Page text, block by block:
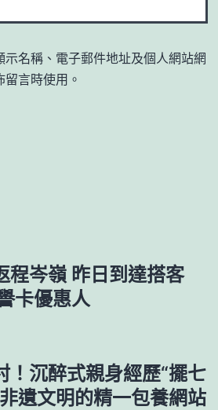
示名稱、電子郵件地址及個人網站網
言時使用。
程岑嶺 昨日到達搭客
卡優惠人
！沉醉式親身經歷“擺七
遺文明的精一包養網站